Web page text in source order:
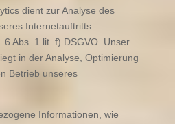
dient zur Analyse des
Internetauftritts.
6 Abs. 1 lit. f) DSGVO. Unser
in der Analyse, Optimierung
Betrieb unseres
Informationen, wie